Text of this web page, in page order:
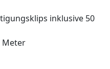
inklusive 50
Meter